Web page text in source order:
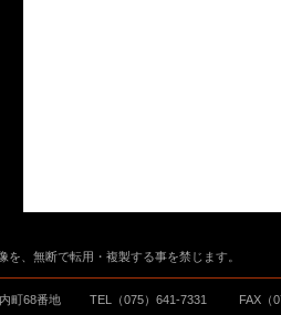
、無断で転用・複製する事を禁じます。
町68番地 TEL（075）641-7331 FAX（